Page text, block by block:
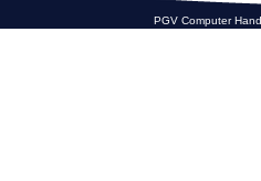
PGV Computer